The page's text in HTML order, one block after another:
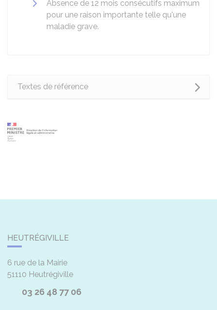
Absence de 12 mois consécutifs maximum
pour une raison importante telle qu'une
maladie grave.
Textes de référence
HEUTRÉGIVILLE
6 rue de la Mairie
51110 Heutrégiville
03 26 48 77 06